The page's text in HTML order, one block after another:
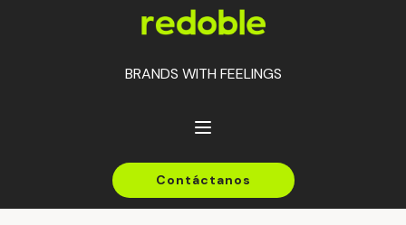
BRANDS WITH FEELINGS
Contáctanos